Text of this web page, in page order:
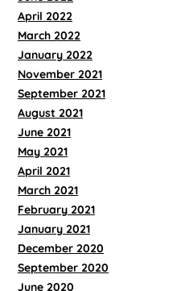
April 2022
March 2022
January 2022
November 2021
September 2021
August 2021
June 2021
May 2021
April 2021
March 2021
February 2021
January 2021
December 2020
September 2020
June 2020